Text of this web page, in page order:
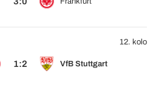
1:2 VfB Stuttgart
12. kolo